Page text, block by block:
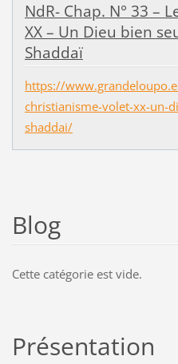
NdR- Chap. N° 33 –
XX – Un Dieu bien
Shaddaï
https://
christianisme-volet-xx-un-
shaddai/
Blog
Cette catégorie est vide.
Présentation